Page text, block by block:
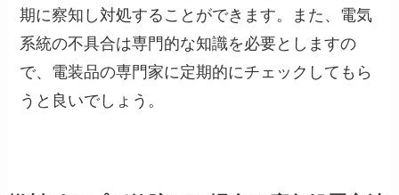
期に察知し対処することができます。また、電気
系統の不具合は専門的な知識を必要としますの
で、電装品の専門家に定期的にチェックしてもら
うと良いでしょう。